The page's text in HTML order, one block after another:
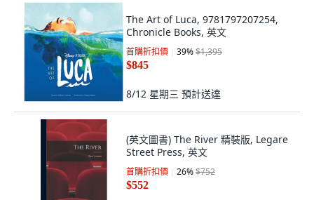
The Art of Luca, 9781797207254,
Chronicle Books, 英文
首購折扣價 39%$1,395
$845
8/12 星期三 預計送達
(英文圖書) The River 精裝版, Legare
Street Press, 英文
首購折扣價 26%$752
$552